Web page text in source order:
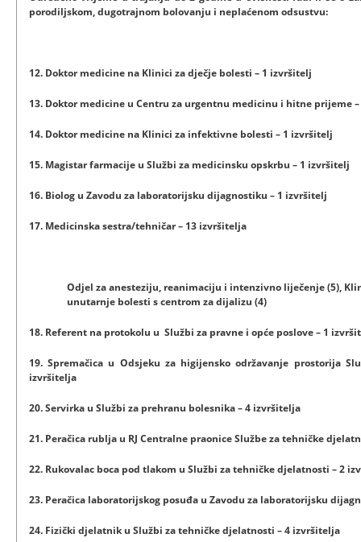
porodiljskom, dugotrajnom bolovanju i neplaćenom odsustvu:
12. Doktor medicine na Klinici za dječje bolesti – 1 izvršitelj
13. Doktor medicine u Centru za urgentnu medicinu i hitne prijeme
14. Doktor medicine na Klinici za infektivne bolesti – 1 izvršitelj
15. Magistar farmacije u Službi za medicinsku opskrbu – 1 izvršitelj
16. Biolog u Zavodu za laboratorijsku dijagnostiku – 1 izvršitelj
17. Medicinska sestra/tehničar – 13 izvršitelja
Odjel za anesteziju, reanimaciju i intenzivno liječenje (5),
unutarnje bolesti s centrom za dijalizu (4)
18. Referent na protokolu u Službi za pravne i opće poslove – 1
19. Spremačica u Odsjeku za higijensko održavanje prostorija
izvršitelja
20. Servirka u Službi za prehranu bolesnika – 4 izvršitelja
21. Peračica rublja u RJ Centralne praonice Službe za tehničke
22. Rukovalac boca pod tlakom u Službi za tehničke djelatnosti – 2
23. Peračica laboratorijskog posuđa u Zavodu za laboratorijsku
24. Fizički djelatnik u Službi za tehničke djelatnosti – 4 izvršitelja